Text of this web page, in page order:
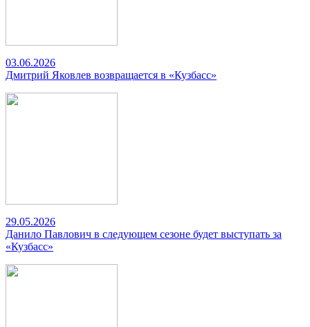
03.06.2026
Дмитрий Яковлев возвращается в «Кузбасс»
29.05.2026
Данило Павлович в следующем сезоне будет выступать за
«Кузбасс»